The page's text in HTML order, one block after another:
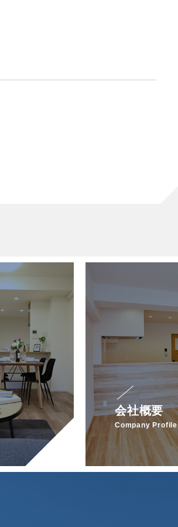
会社概要
Company Profile